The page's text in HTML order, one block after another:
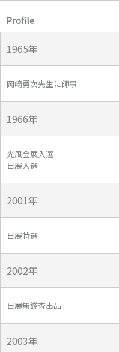
Profile
1965年
岡崎勇次先生に師事
1966年
光風会展入選
日展入選
2001年
日展特選
2002年
日展無鑑査出品
2003年